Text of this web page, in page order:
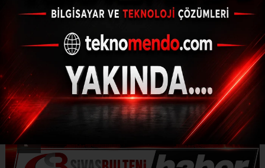
Hakkında 16 yıl hapis cezası bulunan eski
muhtar yakalandı
ABONE OL